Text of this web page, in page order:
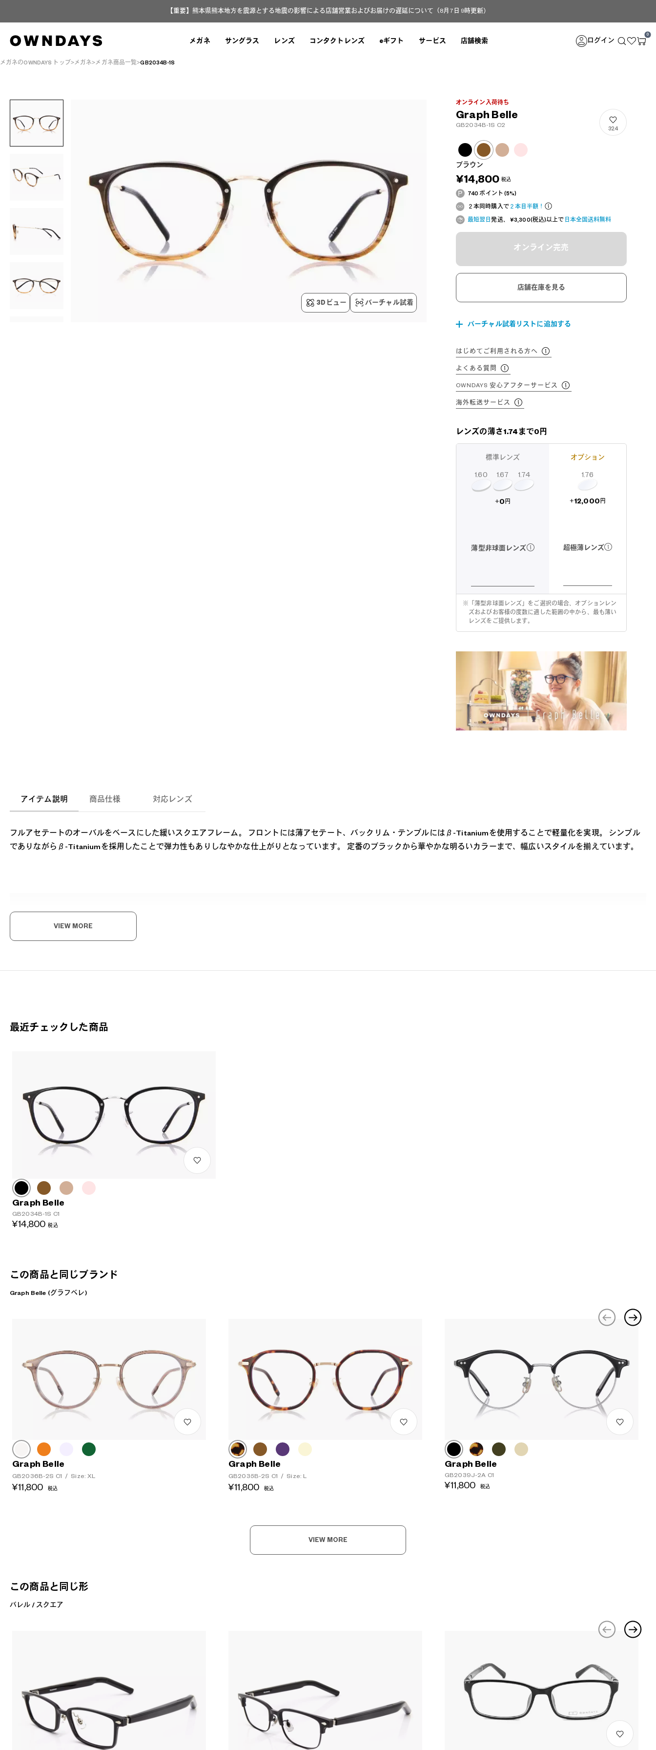
【重要】熊本県熊本地方を震源とする地震の影響による店舗営業およびお届けの遅延について（8月7日 9時更新）
メガネ サングラス レンズ コンタクトレンズ eギフト サービス 店舗検索 ログイン
0
メガネのOWNDAYS トップ メガネ メガネ商品一覧 GB2034B-1S
3Dビュー バーチャル試着
オンライン入荷待ち
Graph Belle
GB2034B-1S C2
324
ブラウン
¥14,800 税込
740 ポイント (5%)
２本同時購入で２本目半額！
最短翌日発送、 ¥3,300(税込)以上で 日本全国送料無料
オンライン完売
店舗在庫を見る
バーチャル試着リストに追加する
はじめてご利用される方へ
よくある質問
OWNDAYS 安心アフターサービス
海外転送サービス
レンズの薄さ1.74まで0円
標準レンズ
1.60 1.67 1.74
+0 円
薄型非球面レンズ
オプション
1.76
+12,000 円
超極薄レンズ
※
「薄型非球面レンズ」をご選択の場合、オプションレン
ズおよびお客様の度数に適した範囲の中から、最も薄い
レンズをご提供します。
アイテム説明 商品仕様 対応レンズ
フルアセテートのオーバルをベースにした緩いスクエアフレーム。 フロントには薄アセテート、バックリム・テンプルにはβ-Titaniumを使用することで軽量化を実現。 シンプル
でありながらβ-Titaniumを採用したことで弾力性もありしなやかな仕上がりとなっています。 定番のブラックから華やかな明るいカラーまで、幅広いスタイルを揃えています。
Graph Belle 商品一覧へ
VIEW MORE
最近チェックした商品
Graph Belle
GB2034B-1S C1
¥14,800 税込
この商品と同じブランド
Graph Belle (グラフベレ)
Graph Belle
GB2036B-2S C1 / Size: XL
¥11,800 税込
Graph Belle
GB2035B-2S C1 / Size: L
¥11,800 税込
Graph Belle
GB2039J-2A C1
¥11,800 税込
VIEW MORE
この商品と同じ形
バレル / スクエア